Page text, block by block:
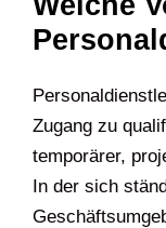
Zugang zu
temporärer,
In der sich